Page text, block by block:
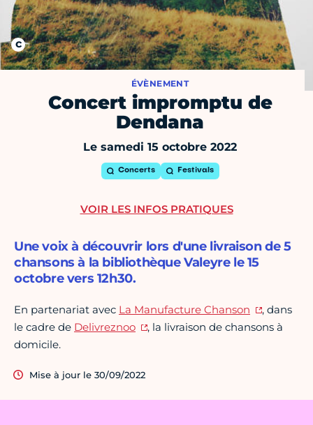
ÉVÈNEMENT
Concert impromptu de
Dendana
Le samedi 15 octobre 2022
Concerts Festivals
Une voix à découvrir lors d'une livraison de 5
chansons à la bibliothèque Valeyre le 15
octobre vers 12h30.
En partenariat avec La Manufacture Chanson
, dans
le cadre de Delivreznoo
, la livraison de chansons à
domicile.
Mise à jour le 30/09/2022
VOIR LES INFOS PRATIQUES